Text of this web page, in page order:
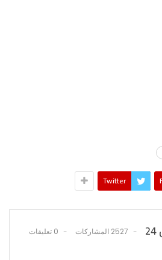
Twitter
2527 المشاركات 0 تعليقات